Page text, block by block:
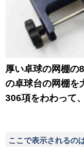
厚い卓球の网棚の
の卓球台の网棚を
306項をわわって
ここで表示されるの